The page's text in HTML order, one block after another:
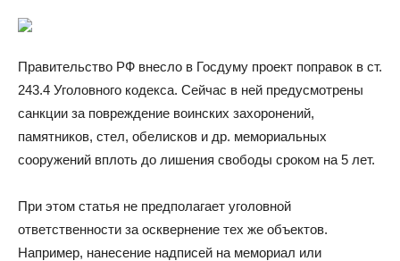
Правительство РФ внесло в Госдуму проект поправок в ст.
243.4 Уголовного кодекса. Сейчас в ней предусмотрены
санкции за повреждение воинских захоронений,
памятников, стел, обелисков и др. мемориальных
сооружений вплоть до лишения свободы сроком на 5 лет.
При этом статья не предполагает уголовной
ответственности за осквернение тех же объектов.
Например, нанесение надписей на мемориал или